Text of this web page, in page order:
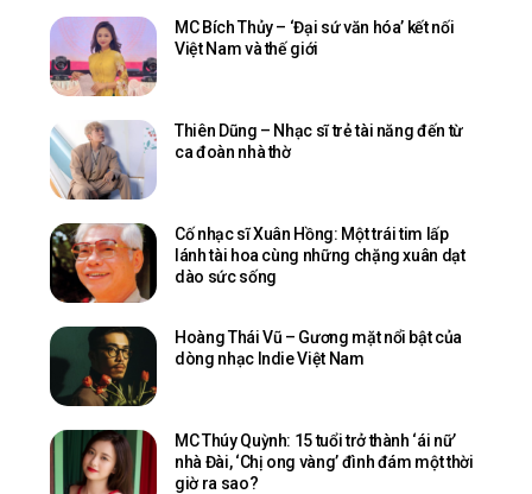
MC Bích Thủy – ‘Đại sứ văn hóa’ kết nối
Việt Nam và thế giới
Thiên Dũng – Nhạc sĩ trẻ tài năng đến từ
ca đoàn nhà thờ
Cố nhạc sĩ Xuân Hồng: Một trái tim lấp
lánh tài hoa cùng những chặng xuân dạt
dào sức sống
Hoàng Thái Vũ – Gương mặt nổi bật của
dòng nhạc Indie Việt Nam
MC Thúy Quỳnh: 15 tuổi trở thành ‘ái nữ’
nhà Đài, ‘Chị ong vàng’ đình đám một thời
giờ ra sao?